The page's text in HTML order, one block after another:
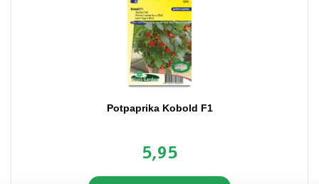
Potpaprika Kobold F1
5,95